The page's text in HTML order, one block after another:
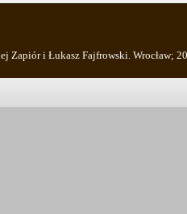
Zapiór i Łukasz Fajfrowski. Wrocław;